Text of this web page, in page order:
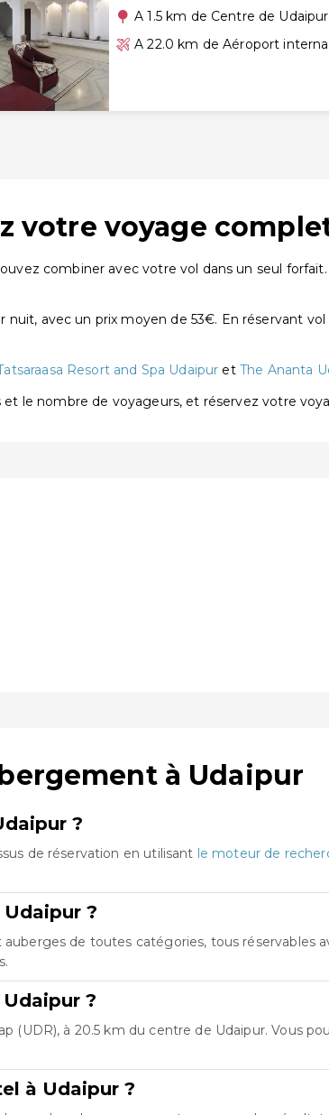
A 1.5 km de Centre de Udaipur
A 22.0 km de Aéroport
votre voyage
combiner avec votre vol dans un seul
avec un prix moyen de 53€. En réservant
Resort and Spa Udaipur et The Ananta
et le nombre de voyageurs, et réservez votre
à Udaipur
?
de réservation en utilisant le moteur de
?
de toutes catégories, tous réservables
?
(UDR), à 20.5 km du centre de Udaipur. Vous
à Udaipur ?